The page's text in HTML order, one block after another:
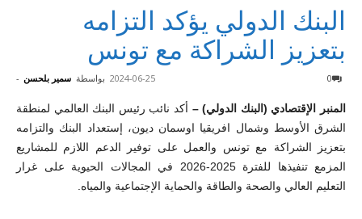
البنك الدولي يؤكد التزامه
بتعزيز الشراكة مع تونس
بواسطة سمير بلحسن - 2024-06-25 0
المنبر الإقتصادي (البنك الدولي) – أكد نائب رئيس البنك العالمي لمنطقة
الشرق الأوسط وشمال افريقيا اوسمان ديون، إستعداد البنك والتزامه
بتعزيز الشراكة مع تونس والعمل على توفير الدعم اللازم للمشاريع
المزمع تنفيذها للفترة 2025-2026 في المجالات الحيوية على غرار
التعليم العالي والصحة والطاقة والحماية الإجتماعية والمياه.